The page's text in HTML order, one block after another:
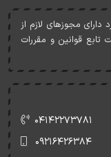
مجوزهای لازم از
قوانين و مقررات
۰۴۱۴۲۲۷۳۷۸۱
۰۹۲۱۶۴۲۶۳۸۴